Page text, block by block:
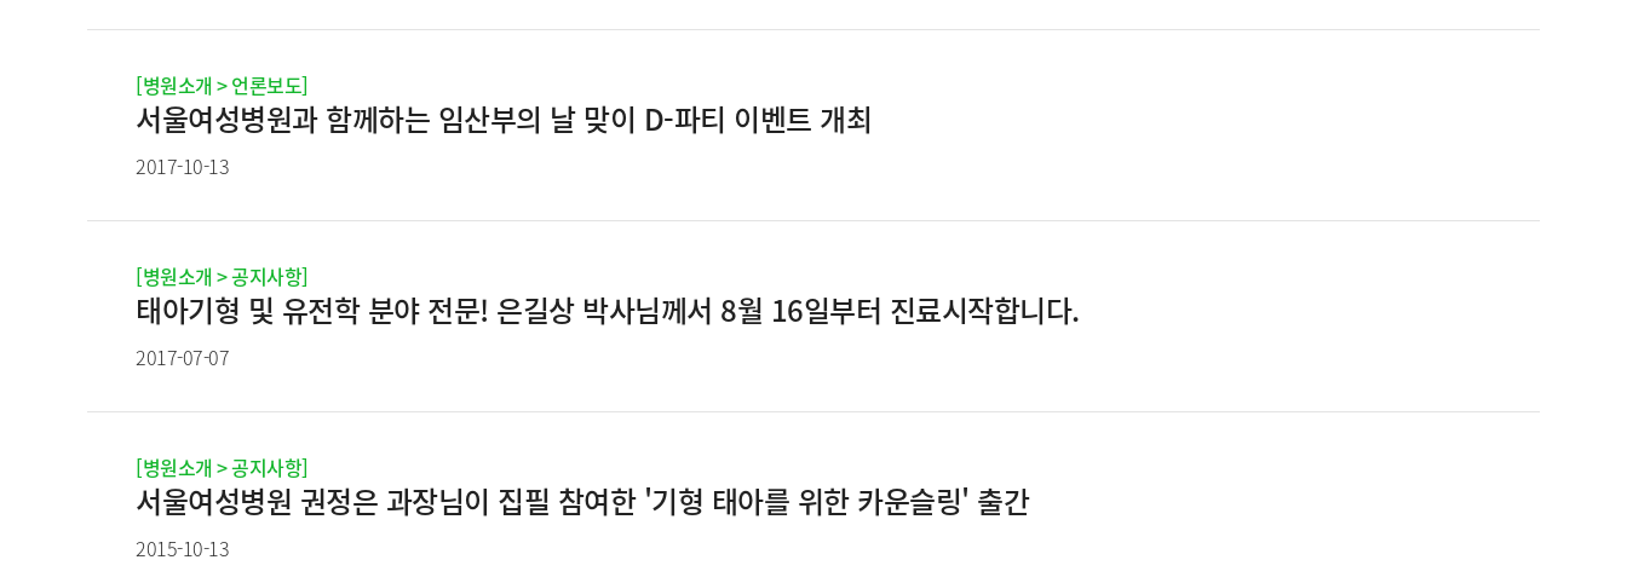
[병원소개 > 언론보도]
서울여성병원과 함께하는 임산부의 날 맞이 D-파티 이벤트 개최
2017-10-13
[병원소개 > 공지사항]
태아기형 및 유전학 분야 전문! 은길상 박사님께서 8월 16일부터 진료시작합니다.
2017-07-07
[병원소개 > 공지사항]
서울여성병원 권정은 과장님이 집필 참여한 '기형 태아를 위한 카운슬링' 출간
2015-10-13